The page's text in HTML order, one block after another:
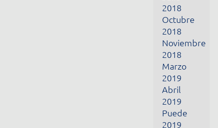
2019
Abril
2019
Puede
2019
Junio
2019
Julio
2019
Agosto
2019
Septiembre